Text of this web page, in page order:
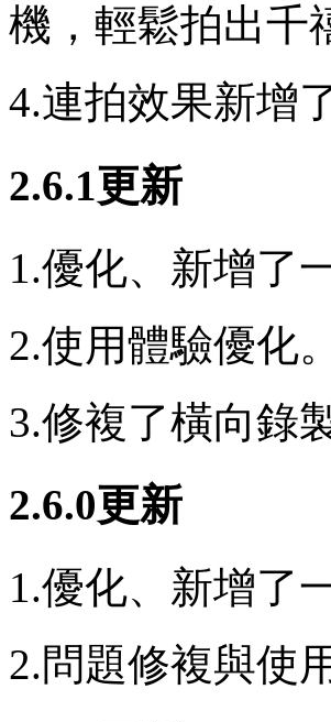
機，輕鬆拍出千
4.連拍效果新增
2.6.1更新
1.優化、新增了
2.使用體驗優化。
3.修複了橫向錄
2.6.0更新
1.優化、新增了
2.問題修複與使